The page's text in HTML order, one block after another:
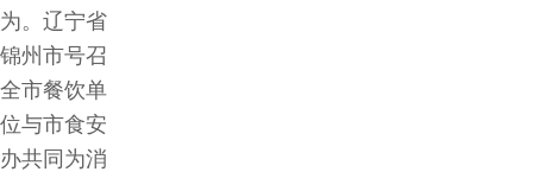
为。辽宁省
锦州市号召
全市餐饮单
位与市食安
办共同为消